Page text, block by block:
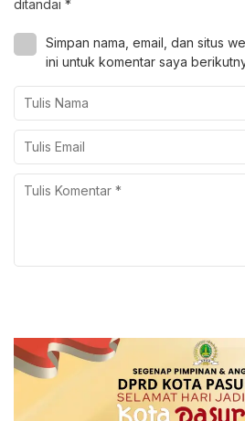
ditandai *
Simpan nama, email, dan situs
ini untuk komentar saya